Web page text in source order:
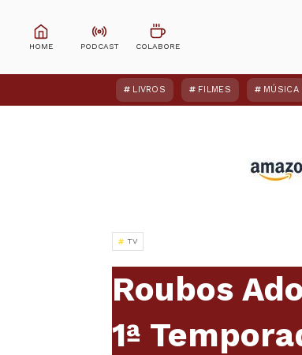
LIVROS FILMES MÚSICA
TV
Roubos
1ª